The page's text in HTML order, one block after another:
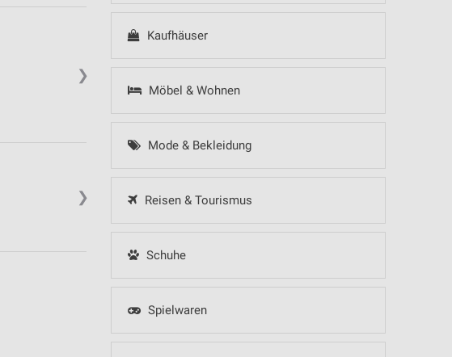
Kaufhäuser
Möbel & Wohnen
Mode & Bekleidung
Reisen & Tourismus
Schuhe
Spielwaren
❯
❯